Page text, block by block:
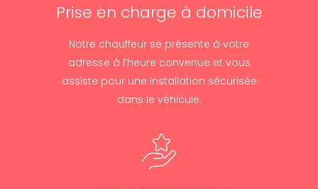
Prise en charge à domicile
Notre chauffeur se présente à votre
adresse à l’heure convenue et vous
assiste pour une installation sécurisée
dans le véhicule.